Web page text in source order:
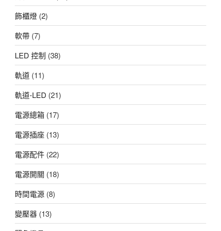
飾櫃燈 (2)
軟帶 (7)
LED 控制 (38)
軌道 (11)
軌道-LED (21)
電源總箱 (17)
電源插座 (13)
電源配件 (22)
電源開關 (18)
時間電源 (8)
變壓器 (13)